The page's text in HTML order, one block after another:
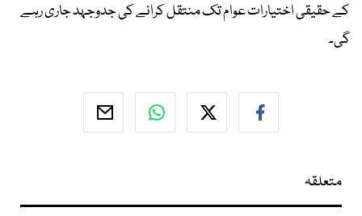
کے حقیقی اختیارات عوام تک منتقل کرانے کی جدوجہد جاری رہے
گی۔
متعلقہ